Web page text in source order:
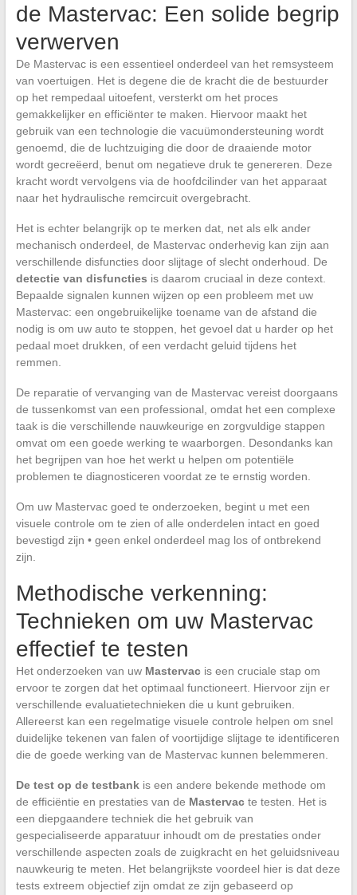
de Mastervac: Een solide begrip
verwerven
De Mastervac is een essentieel onderdeel van het remsysteem
van voertuigen. Het is degene die de kracht die de bestuurder
op het rempedaal uitoefent, versterkt om het proces
gemakkelijker en efficiënter te maken. Hiervoor maakt het
gebruik van een technologie die vacuümondersteuning wordt
genoemd, die de luchtzuiging die door de draaiende motor
wordt gecreëerd, benut om negatieve druk te genereren. Deze
kracht wordt vervolgens via de hoofdcilinder van het apparaat
naar het hydraulische remcircuit overgebracht.
Het is echter belangrijk op te merken dat, net als elk ander
mechanisch onderdeel, de Mastervac onderhevig kan zijn aan
verschillende disfuncties door slijtage of slecht onderhoud. De
detectie van disfuncties is daarom cruciaal in deze context.
Bepaalde signalen kunnen wijzen op een probleem met uw
Mastervac: een ongebruikelijke toename van de afstand die
nodig is om uw auto te stoppen, het gevoel dat u harder op het
pedaal moet drukken, of een verdacht geluid tijdens het
remmen.
De reparatie of vervanging van de Mastervac vereist doorgaans
de tussenkomst van een professional, omdat het een complexe
taak is die verschillende nauwkeurige en zorgvuldige stappen
omvat om een goede werking te waarborgen. Desondanks kan
het begrijpen van hoe het werkt u helpen om potentiële
problemen te diagnosticeren voordat ze te ernstig worden.
Om uw Mastervac goed te onderzoeken, begint u met een
visuele controle om te zien of alle onderdelen intact en goed
bevestigd zijn • geen enkel onderdeel mag los of ontbrekend
zijn.
Methodische verkenning:
Technieken om uw Mastervac
effectief te testen
Het onderzoeken van uw Mastervacis een cruciale stap om
ervoor te zorgen dat het optimaal functioneert. Hiervoor zijn er
verschillende evaluatietechnieken die u kunt gebruiken.
Allereerst kan een regelmatige visuele controle helpen om snel
duidelijke tekenen van falen of voortijdige slijtage te identificeren
die de goede werking van de Mastervac kunnen belemmeren.
De test op de testbankis een andere bekende methode om
de efficiëntie en prestaties van de Mastervacte testen. Het is
een diepgaandere techniek die het gebruik van
gespecialiseerde apparatuur inhoudt om de prestaties onder
verschillende aspecten zoals de zuigkracht en het geluidsniveau
nauwkeurig te meten. Het belangrijkste voordeel hier is dat deze
tests extreem objectief zijn omdat ze zijn gebaseerd op